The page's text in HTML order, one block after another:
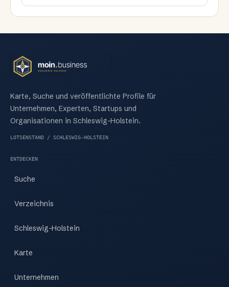
Karte, Suche und veröffentlichte Profile für
Unternehmen, Experten, Startups und
Organisationen in Schleswig-Holstein.
LOTSENSTAND / SCHLESWIG-HOLSTEIN
ENTDECKEN
Suche
Verzeichnis
Schleswig-Holstein
Karte
Unternehmen